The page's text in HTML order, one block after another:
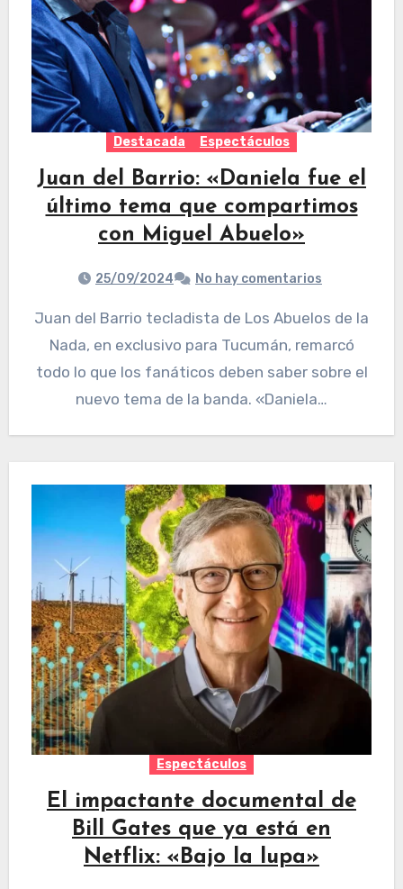
Destacada Espectáculos
Juan del Barrio: «Daniela fue el
último tema que compartimos
con Miguel Abuelo»
25/09/2024 No hay comentarios
Juan del Barrio tecladista de Los Abuelos de la
Nada, en exclusivo para Tucumán, remarcó
todo lo que los fanáticos deben saber sobre el
nuevo tema de la banda. «Daniela…
Espectáculos
El impactante documental de
Bill Gates que ya está en
Netflix: «Bajo la lupa»